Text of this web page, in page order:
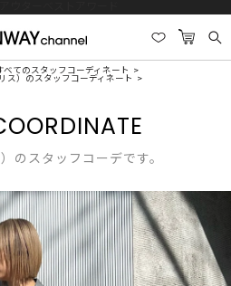
べてのスタッフコーディネート
ス）のスタッフコーディネート
のスタッフコーデです。